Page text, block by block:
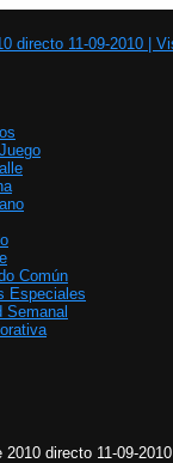
Común
Especiales
Semanal
2010 directo 11-09-2010